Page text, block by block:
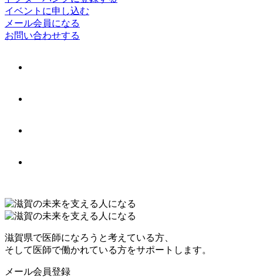
イベントに申し込む
メール会員になる
お問い合わせする
滋賀県で医師になろうと考えている方、
そして医師で働かれている方をサポートします。
メール会員登録